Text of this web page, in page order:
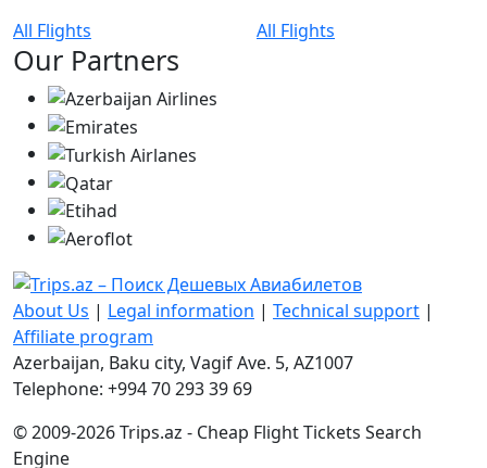
All Flights
All Flights
Our Partners
About Us | Legal information | Technical support |
Affiliate program
Azerbaijan, Baku city, Vagif Ave. 5, AZ1007
Telephone: +994 70 293 39 69
© 2009-2026 Trips.az - Cheap Flight Tickets Search
Engine